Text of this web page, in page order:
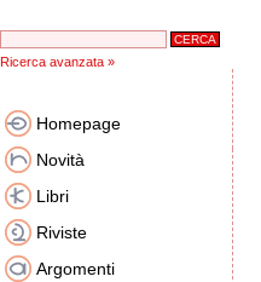
Ricerca avanzata »
Homepage
Novità
Libri
Riviste
Argomenti